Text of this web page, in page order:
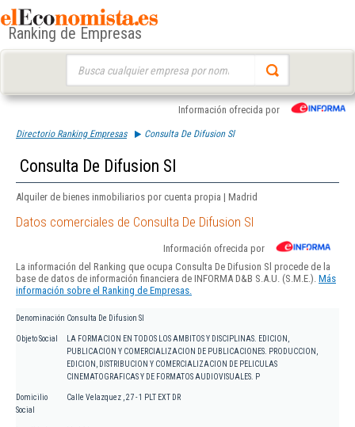
Ranking de Empresas
Información ofrecida por
Directorio Ranking Empresas Consulta De Difusion Sl
Consulta De Difusion Sl
Alquiler de bienes inmobiliarios por cuenta propia | Madrid
Datos comerciales de Consulta De Difusion Sl
Información ofrecida por
La información del Ranking que ocupa Consulta De Difusion Sl procede de la
base de datos de información financiera de INFORMA D&B S.A.U. (S.M.E.). Más
información sobre el Ranking de Empresas.
Denominación Consulta De Difusion Sl
Objeto Social
LA FORMACION EN TODOS LOS AMBITOS Y DISCIPLINAS. EDICION,
PUBLICACION Y COMERCIALIZACION DE PUBLICACIONES. PRODUCCION,
EDICION, DISTRIBUCION Y COMERCIALIZACION DE PELICULAS
CINEMATOGRAFICAS Y DE FORMATOS AUDIOVISUALES. P
Domicilio
Social
Calle Velazquez , 27 - 1 PLT EXT DR